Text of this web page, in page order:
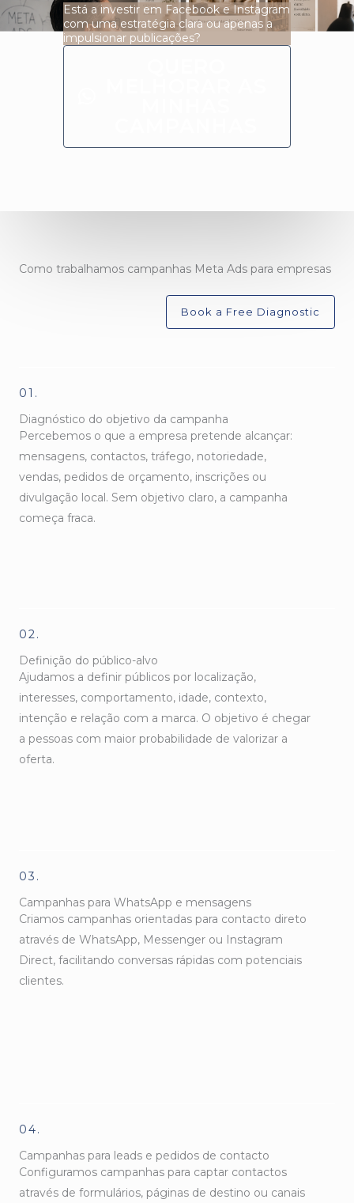
Está a investir em Facebook e Instagram
com uma estratégia clara ou apenas a
impulsionar publicações?
Como trabalhamos campanhas Meta Ads para empresas
Book a Free Diagnostic
01.
Diagnóstico do objetivo da campanha
Percebemos o que a empresa pretende alcançar:
mensagens, contactos, tráfego, notoriedade,
vendas, pedidos de orçamento, inscrições ou
divulgação local. Sem objetivo claro, a campanha
começa fraca.
02.
Definição do público-alvo
Ajudamos a definir públicos por localização,
interesses, comportamento, idade, contexto,
intenção e relação com a marca. O objetivo é chegar
a pessoas com maior probabilidade de valorizar a
oferta.
03.
Campanhas para WhatsApp e mensagens
Criamos campanhas orientadas para contacto direto
através de WhatsApp, Messenger ou Instagram
Direct, facilitando conversas rápidas com potenciais
clientes.
04.
Campanhas para leads e pedidos de contacto
Configuramos campanhas para captar contactos
através de formulários, páginas de destino ou canais